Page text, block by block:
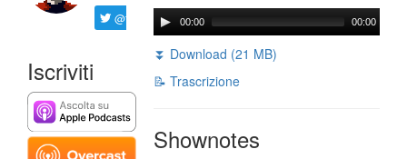
@ftrava
Iscriviti
00:00 00:00
⏬ Download (21 MB)
📝 Trascrizione
Shownotes